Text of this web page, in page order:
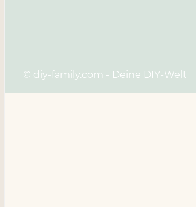
© diy-family.com - Deine DIY-Welt